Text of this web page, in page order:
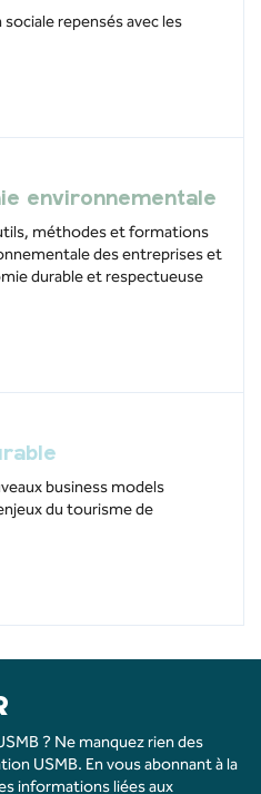
repensés avec les
environnementale
méthodes et formations
des entreprises et
durable et respectueuse
business models
du tourisme de
? Ne manquez rien des
USMB. En vous abonnant à la
informations liées aux